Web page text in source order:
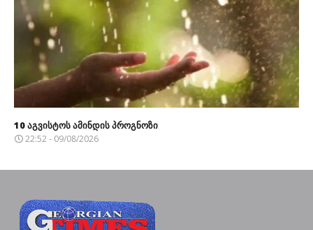
10 აგვისტოს ამინდის პროგნოზი
22:52 - 09/08/2026